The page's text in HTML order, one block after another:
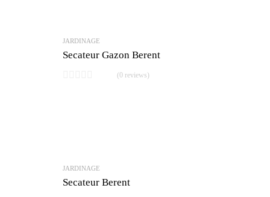
JARDINAGE
Secateur Gazon Berent
(0 reviews)
JARDINAGE
Secateur Berent